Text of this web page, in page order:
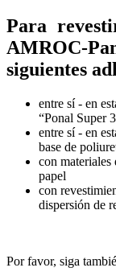
Para
AMROC-
siguientes
entre sí - en
“Ponal Super
entre sí - en
base de
con materiales
papel
con
dispersión de
Por favor, siga